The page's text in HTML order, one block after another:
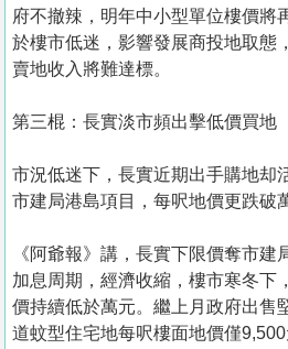
府不撤辣，明年中小型單位樓價將
於樓市低迷，影響發展商投地取態
賣地收入將難達標。
第三棍：長實淡市頻出擊低價買地
市況低迷下，長實近期出手購地却
市建局港島項目，每呎地價更跌破
《阿爺報》講，長實下限價奪市建
加息周期，經濟收縮，樓市寒冬下
價持續低於萬元。繼上月政府出售
道蚊型住宅地每呎樓面地價僅